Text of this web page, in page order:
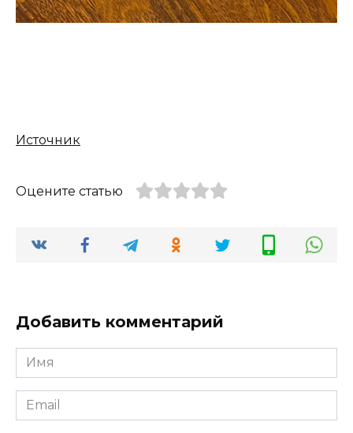
Источник
Оцените статью
Добавить комментарий
Имя
*
Email
*